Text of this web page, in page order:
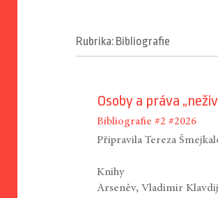
Rubrika: Bibliografie
Osoby a práva
Bibliografie #2 #2026
Připravila Tereza
Knihy
Arseněv, Vladimir